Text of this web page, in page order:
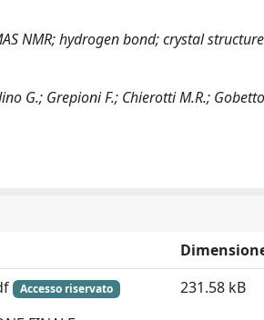
NMR; hydrogen bond; crystal structure
G.; Grepioni F.; Chierotti M.R.;
Accesso riservato 231.58 kB